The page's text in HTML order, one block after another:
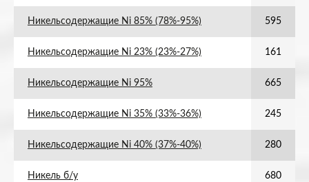
Никельсодержащие Ni 85% (78%-95%) 595
Никельсодержащие Ni 23% (23%-27%) 161
Никельсодержащие Ni 95% 665
Никельсодержащие Ni 35% (33%-36%) 245
Никельсодержащие Ni 40% (37%-40%) 280
Никель б/у 680